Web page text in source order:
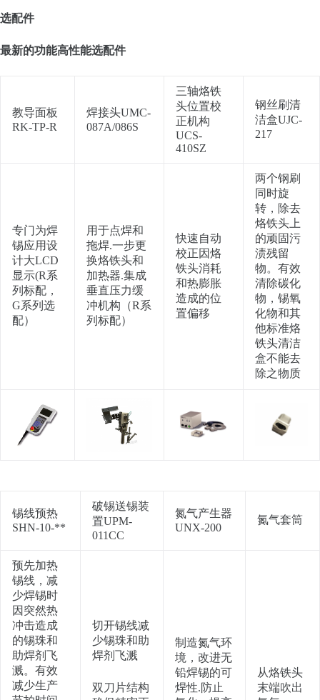
选配件
最新的功能高性能选配件
教导面板
RK-TP-R
焊接头UMC-
087A/086S
三轴烙铁
头位置校
正机构
UCS-
410SZ
钢丝刷清
洁盒UJC-
217
专门为焊
锡应用设
计大LCD
显示(R系
列标配，
G系列选
配）
用于点焊和
拖焊.一步更
换烙铁头和
加热器.集成
垂直压力缓
冲机构（R系
列标配）
快速自动
校正因烙
铁头消耗
和热膨胀
造成的位
置偏移
两个钢刷
同时旋
转，除去
烙铁头上
的顽固污
渍残留
物。有效
清除碳化
物，锡氧
化物和其
他标准烙
铁头清洁
盒不能去
除之物质
锡线预热
SHN-10-**
破锡送锡装
置UPM-
011CC
氮气产生器
UNX-200
氮气套筒
预先加热
锡线，减
少焊锡时
因突然热
冲击造成
的锡珠和
助焊剂飞
溅。有效
减少生产
切开锡线减
少锡珠和助
焊剂飞溅
双刀片结构
制造氮气环
境，改进无
铅焊锡的可
焊性.防止
从烙铁头
末端吹出